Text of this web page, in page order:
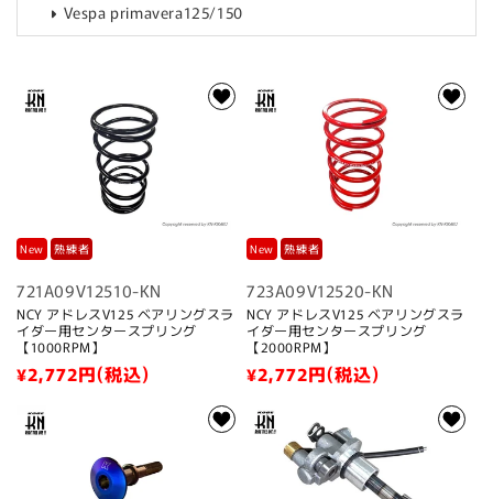
:
Vespa primavera125/150
New 熟練者
721A09V12510-KN
NCY アドレスV125 ベアリングスラ
イダー用センタースプリング
【1000RPM】
通
価
¥2,772円(税込)
New 熟練者
723A09V12520-KN
NCY アドレスV125 ベアリングスラ
イダー用センタースプリング
【2000RPM】
通
価
¥2,772円(税込)